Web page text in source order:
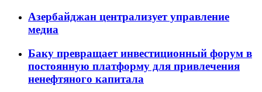
Азербайджан централизует управление
медиа
Баку превращает инвестиционный форум в
постоянную платформу для привлечения
ненефтяного капитала